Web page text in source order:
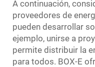
A continuación,
proveedores de
pueden desarrollar
ejemplo, unirse a
permite distribuir la
para todos. BOX-E